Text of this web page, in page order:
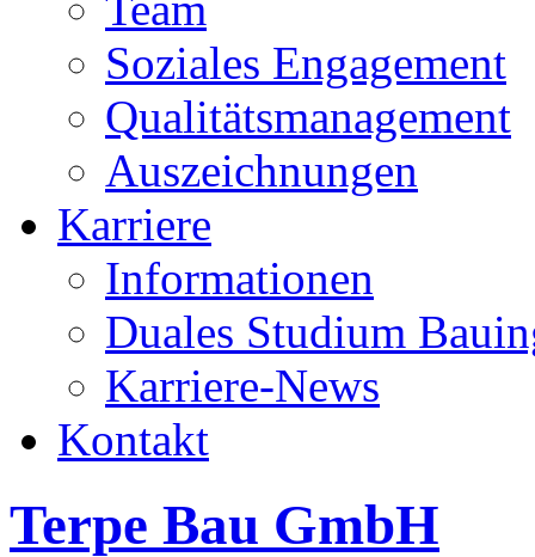
Soziales Engagement
Qualitätsmanagement
Auszeichnungen
Karriere
Informationen
Duales Studium
Karriere-News
Kontakt
Terpe Bau GmbH